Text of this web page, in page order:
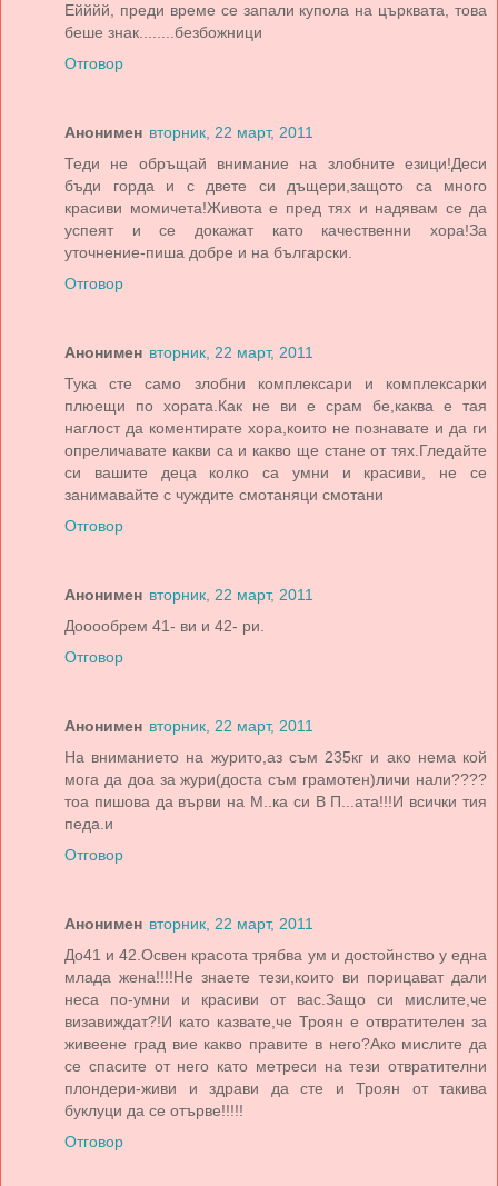
Ейййй, преди време се запали купола на църквата, това
беше знак........безбожници
Отговор
Анонимен вторник, 22 март, 2011
Теди не обръщай внимание на злобните езици!Деси
бъди горда и с двете си дъщери,защото са много
красиви момичета!Живота е пред тях и надявам се да
успеят и се докажат като качественни хора!За
уточнение-пиша добре и на български.
Отговор
Анонимен вторник, 22 март, 2011
Тука сте само злобни комплексари и комплексарки
плюещи по хората.Как не ви е срам бе,каква е тая
наглост да коментирате хора,които не познавате и да ги
опреличавате какви са и какво ще стане от тях.Гледайте
си вашите деца колко са умни и красиви, не се
занимавайте с чуждите смотаняци смотани
Отговор
Анонимен вторник, 22 март, 2011
Дооообрем 41- ви и 42- ри.
Отговор
Анонимен вторник, 22 март, 2011
На вниманието на журито,аз съм 235кг и ако нема кой
мога да доа за жури(доста съм грамотен)личи нали????
тоа пишова да върви на М..ка си В П...ата!!!И всички тия
педа.и
Отговор
Анонимен вторник, 22 март, 2011
До41 и 42.Освен красота трябва ум и достойнство у една
млада жена!!!!Не знаете тези,които ви порицават дали
неса по-умни и красиви от вас.Защо си мислите,че
визавиждат?!И като казвате,че Троян е отвратителен за
живеене град вие какво правите в него?Ако мислите да
се спасите от него като метреси на тези отвратителни
плондери-живи и здрави да сте и Троян от такива
буклуци да се отърве!!!!!
Отговор